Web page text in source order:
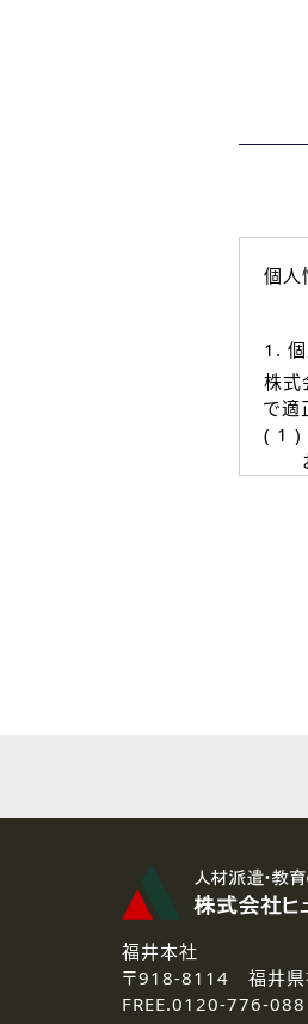
個人
1.
株式
で適
( 1 )
お
本
な
3.個
弊社
4.個
ご
福井本社
〒918-8114 福井
FREE.0120-776-